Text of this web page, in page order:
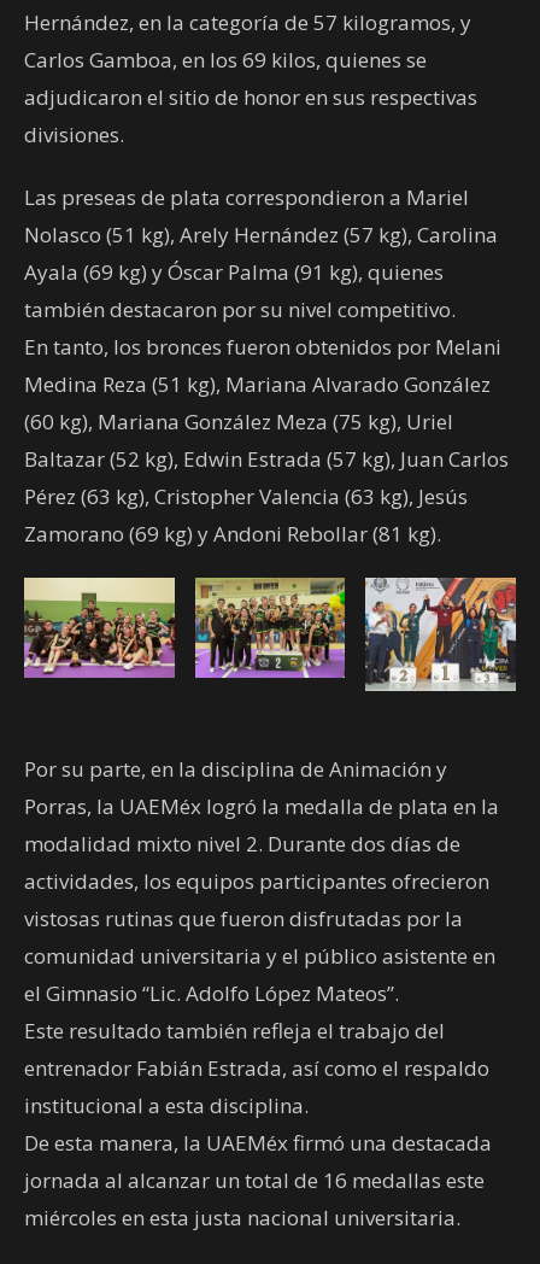
Hernández, en la categoría de 57 kilogramos, y
Carlos Gamboa, en los 69 kilos, quienes se
adjudicaron el sitio de honor en sus respectivas
divisiones.
Las preseas de plata correspondieron a Mariel
Nolasco (51 kg), Arely Hernández (57 kg), Carolina
Ayala (69 kg) y Óscar Palma (91 kg), quienes
también destacaron por su nivel competitivo.
En tanto, los bronces fueron obtenidos por Melani
Medina Reza (51 kg), Mariana Alvarado González
(60 kg), Mariana González Meza (75 kg), Uriel
Baltazar (52 kg), Edwin Estrada (57 kg), Juan Carlos
Pérez (63 kg), Cristopher Valencia (63 kg), Jesús
Zamorano (69 kg) y Andoni Rebollar (81 kg).
Por su parte, en la disciplina de Animación y
Porras, la UAEMéx logró la medalla de plata en la
modalidad mixto nivel 2. Durante dos días de
actividades, los equipos participantes ofrecieron
vistosas rutinas que fueron disfrutadas por la
comunidad universitaria y el público asistente en
el Gimnasio “Lic. Adolfo López Mateos”.
Este resultado también refleja el trabajo del
entrenador Fabián Estrada, así como el respaldo
institucional a esta disciplina.
De esta manera, la UAEMéx firmó una destacada
jornada al alcanzar un total de 16 medallas este
miércoles en esta justa nacional universitaria.